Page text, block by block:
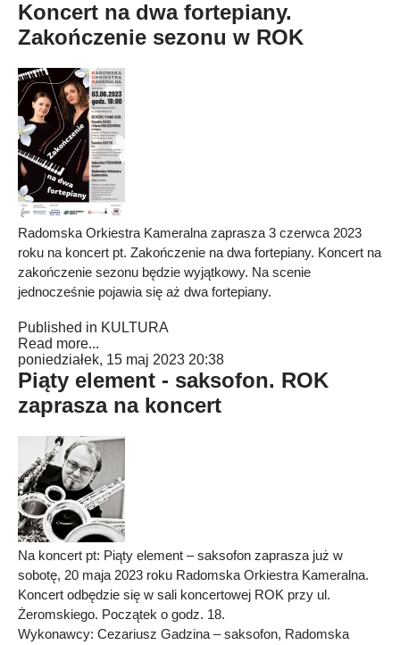
Koncert na dwa fortepiany.
Zakończenie sezonu w ROK
Radomska Orkiestra Kameralna zaprasza 3 czerwca 2023
roku na koncert pt. Zakończenie na dwa fortepiany. Koncert na
zakończenie sezonu będzie wyjątkowy. Na scenie
jednocześnie pojawia się aż dwa fortepiany.
Published in KULTURA
Read more...
poniedziałek, 15 maj 2023 20:38
Piąty element - saksofon. ROK
zaprasza na koncert
Na koncert pt: Piąty element – saksofon zaprasza już w
sobotę, 20 maja 2023 roku Radomska Orkiestra Kameralna.
Koncert odbędzie się w sali koncertowej ROK przy ul.
Żeromskiego. Początek o godz. 18.
Wykonawcy: Cezariusz Gadzina – saksofon, Radomska